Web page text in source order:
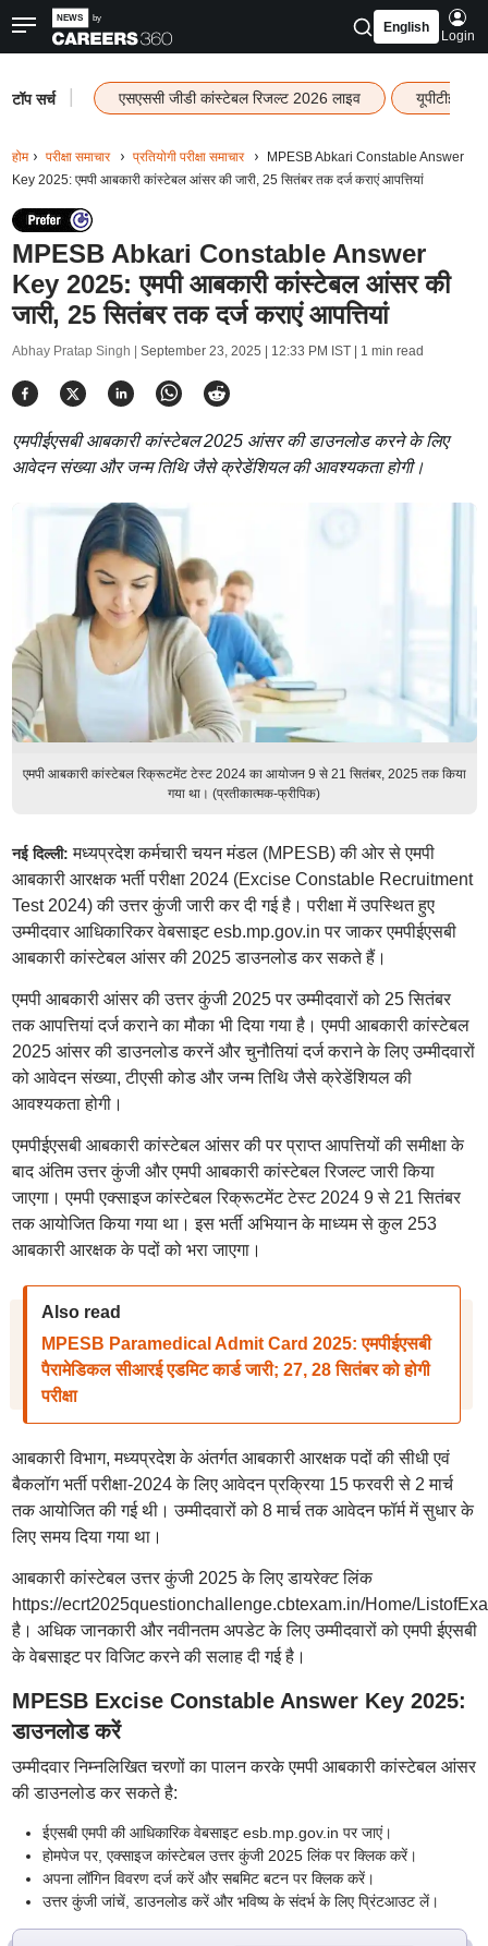
English
Login
टॉप सर्च एसएससी जीडी कांस्टेबल रिजल्ट 2026 लाइव यूपीटीईटी
होम परीक्षा समाचार प्रतियोगी परीक्षा समाचार
MPESB Abkari Constable Answer
Key 2025: एमपी आबकारी कांस्टेबल आंसर की जारी, 25 सितंबर तक दर्ज कराएं आपत्तियां
MPESB Abkari Constable Answer
Key 2025: एमपी आबकारी कांस्टेबल आंसर की
जारी, 25 सितंबर तक दर्ज कराएं आपत्तियां
Abhay Pratap Singh | September 23, 2025 | 12:33 PM IST| 1 min read
एमपीईएसबी आबकारी कांस्टेबल 2025 आंसर की डाउनलोड करने के लिए
आवेदन संख्या और जन्म तिथि जैसे क्रेडेंशियल की आवश्यकता होगी।
एमपी आबकारी कांस्टेबल रिक्रूटमेंट टेस्ट 2024 का आयोजन 9 से 21 सितंबर, 2025 तक किया
गया था। (प्रतीकात्मक-फ्रीपिक)
नई दिल्ली:मध्यप्रदेश कर्मचारी चयन मंडल (MPESB) की ओर से एमपी
आबकारी आरक्षक भर्ती परीक्षा 2024 (Excise Constable Recruitment
Test 2024) की उत्तर कुंजी जारी कर दी गई है। परीक्षा में उपस्थित हुए
उम्मीदवार आधिकारिकर वेबसाइट esb.mp.gov.in पर जाकर एमपीईएसबी
आबकारी कांस्टेबल आंसर की 2025 डाउनलोड कर सकते हैं।
एमपी आबकारी आंसर की उत्तर कुंजी 2025 पर उम्मीदवारों को 25 सितंबर
तक आपत्तियां दर्ज कराने का मौका भी दिया गया है। एमपी आबकारी कांस्टेबल
2025 आंसर की डाउनलोड करनें और चुनौतियां दर्ज कराने के लिए उम्मीदवारों
को आवेदन संख्या, टीएसी कोड और जन्म तिथि जैसे क्रेडेंशियल की
आवश्यकता होगी।
एमपीईएसबी आबकारी कांस्टेबल आंसर की पर प्राप्त आपत्तियों की समीक्षा के
बाद अंतिम उत्तर कुंजी और एमपी आबकारी कांस्टेबल रिजल्ट जारी किया
जाएगा। एमपी एक्साइज कांस्टेबल रिक्रूटमेंट टेस्ट 2024 9 से 21 सितंबर
तक आयोजित किया गया था। इस भर्ती अभियान के माध्यम से कुल 253
आबकारी आरक्षक के पदों को भरा जाएगा।
Also read
MPESB Paramedical Admit Card 2025: एमपीईएसबी
पैरामेडिकल सीआरई एडमिट कार्ड जारी; 27, 28 सितंबर को होगी
परीक्षा
आबकारी विभाग, मध्यप्रदेश के अंतर्गत आबकारी आरक्षक पदों की सीधी एवं
बैकलॉग भर्ती परीक्षा-2024 के लिए आवेदन प्रक्रिया 15 फरवरी से 2 मार्च
तक आयोजित की गई थी। उम्मीदवारों को 8 मार्च तक आवेदन फॉर्म में सुधार के
लिए समय दिया गया था।
आबकारी कांस्टेबल उत्तर कुंजी 2025 के लिए डायरेक्ट लिंक
https://ecrt2025questionchallenge.cbtexam.in/Home/
है। अधिक जानकारी और नवीनतम अपडेट के लिए उम्मीदवारों को एमपी ईएसबी
के वेबसाइट पर विजिट करने की सलाह दी गई है।
MPESB Excise Constable Answer Key 2025:
डाउनलोड करें
उम्मीदवार निम्नलिखित चरणों का पालन करके एमपी आबकारी कांस्टेबल आंसर
की डाउनलोड कर सकते है:
ईएसबी एमपी की आधिकारिक वेबसाइट esb.mp.gov.in पर जाएं।
होमपेज पर, एक्साइज कांस्टेबल उत्तर कुंजी 2025 लिंक पर क्लिक करें।
अपना लॉगिन विवरण दर्ज करें और सबमिट बटन पर क्लिक करें।
उत्तर कुंजी जांचें, डाउनलोड करें और भविष्य के संदर्भ के लिए प्रिंटआउट लें।